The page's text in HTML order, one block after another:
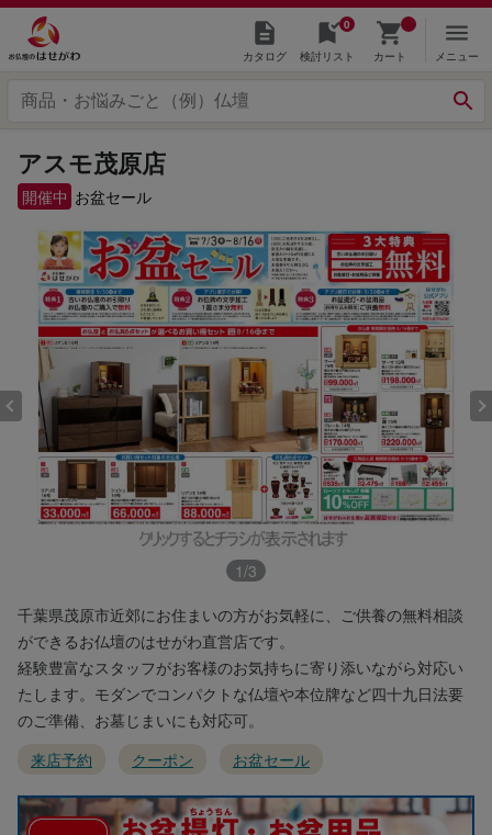
カタログ
0
検討リスト カート メニュー
アスモ茂原店
開催中 お盆セール
1/3
千葉県茂原市近郊にお住まいの方がお気軽に、ご供養の無料相談
ができるお仏壇のはせがわ直営店です。
経験豊富なスタッフがお客様のお気持ちに寄り添いながら対応い
たします。モダンでコンパクトな仏壇や本位牌など四十九日法要
のご準備、お墓じまいにも対応可。
来店予約
クーポン お盆セール